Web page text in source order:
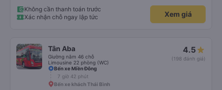
Không cần thanh toán trước
Xác nhận chỗ ngay lập tức
Xem giá
Tân Aba
Giường nằm 46 chỗ
Limousine 22 phòng (WC)
4.5
(198 đánh giá)
Bến xe Miền Đông
7 giờ 42 phút
Bến xe khách Thái Bình